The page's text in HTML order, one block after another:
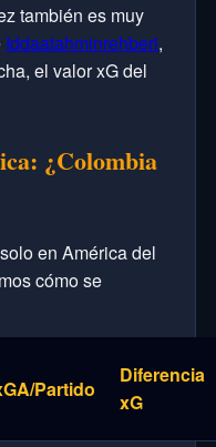
también es muy
Iddaatahminrehberi,
el valor xG del
¿Colombia
en América del
cómo se
Partido
Diferencia
xG